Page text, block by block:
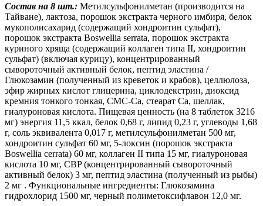
Состав на 8 шт.: Метилсульфонилметан (производится на
Тайване), лактоза, порошок экстракта черного имбиря, белок
мукополисахарид (содержащий хондроитин сульфат),
порошок экстракта Boswellia serrata, порошок экстракта
куриного хряща (содержащий коллаген типа II, хондроитин
сульфат) (включая курицу), концентрированный
сывороточный активный белок, пептид эластина /
Глюкозамин (полученный из креветок и крабов), целлюлоза,
эфир жирных кислот глицерина, циклодекстрин, диоксид
кремния тонкого тонкая, CMC-Ca, стеарат Ca, шеллак,
гиалуроновая кислота. Пищевая ценность (на 8 таблеток 3216
мг) энергия 11,5 ккал, белок 0,68 г, липид 0,23 г, углеводы 1,68
г, соль эквивалента 0,017 г, метилсульфонилметан 500 мг,
хондроитин сульфат 60 мг, 5-локсин (порошок экстракта
Boswellia cerrata) 60 мг, коллаген II типа 15 мг, гиалуроновая
кислота 10 мг, CBP (концентрированный сывороточный
активный белок) 3 мг, пептид эластина (полученный из рыбы)
2 мг . Функциональные ингредиенты: Глюкозамина
гидрохлорид 1500 мг, черный полиметоксифлавон 12,0 мг.